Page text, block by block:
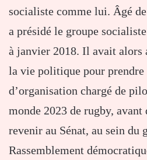
socialiste comme lui. Âgé
a présidé le groupe
à janvier 2018. Il avait alors
la vie politique pour
d’organisation chargé de
monde 2023 de rugby, avant
revenir au Sénat, au sein du
Rassemblement